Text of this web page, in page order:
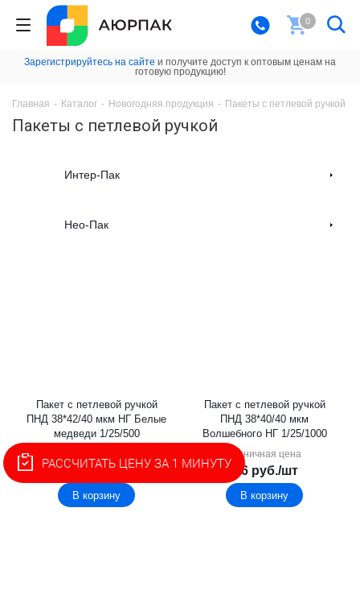
0
Зарегистрируйтесь на сайте и получите доступ к оптовым ценам на
готовую продукцию!
Главная - Каталог - Новогодняя продукция - Пакеты с петлевой ручкой
Пакеты с петлевой ручкой
Интер-Пак
Нео-Пак
Пакет с петлевой ручкой
ПНД 38*42/40 мкм НГ Белые
медведи 1/25/500
9.5руб./шт
В корзину
Пакет с петлевой ручкой
ПНД 38*40/40 мкм
Волшебного НГ 1/25/1000
Розничная цена
7.6 руб./шт
В корзину
РАССЧИТАТЬ ЦЕНУ ЗА 1 МИНУТУ